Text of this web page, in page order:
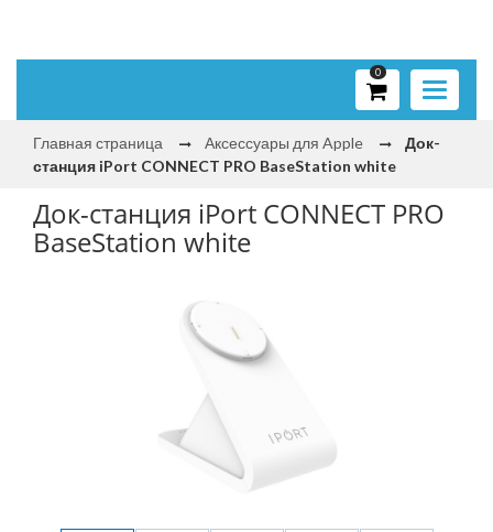
Toggle
0
Главная страница Аксессуары для Apple
Док-
станция iPort CONNECT PRO BaseStation white
Док-станция iPort CONNECT PRO
BaseStation white